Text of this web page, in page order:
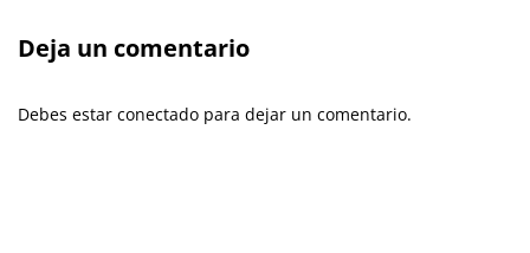
Deja un comentario
Debes estar conectado para dejar un comentario.